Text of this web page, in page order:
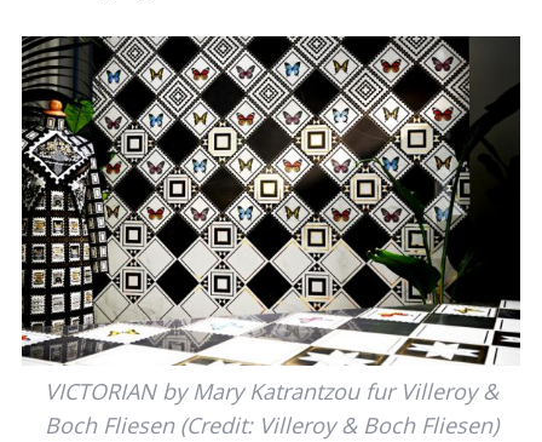
VICTORIAN by Mary Katrantzou fur Villeroy &
Boch Fliesen (Credit: Villeroy & Boch Fliesen)